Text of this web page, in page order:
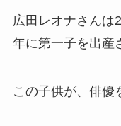
広田レオナさんは
年に第一子を出産
この子供が、俳優